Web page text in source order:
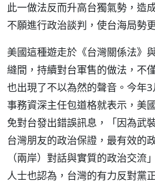
此一做法反而升高台獨氣勢，造
不願進行政治談判，使台海局勢
美國這種遊走於《台灣關係法》
縫間，持續對台軍售的做法，不
也出現了不以為然的聲音。今年
事務資深主任包道格就表示，美
免對台發出錯誤訊息，「因為武
台灣朋友的政治保證，最有效的
（兩岸）對話與實質的政治交流
人士也認為，台灣的有力反對黨